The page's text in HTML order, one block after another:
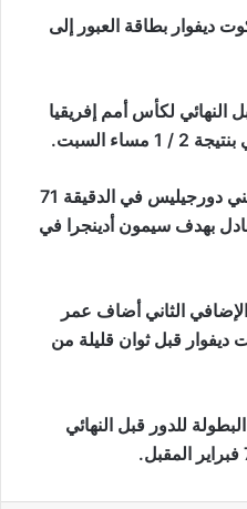
ديفوار بطاقة العبور إلى
النهائي لكأس أمم إفريقيا
السبت.
تقدم منتخب مالي بهدف سجله نيني دورجيليس في الدقيقة 71
بهدف سيمون أدينجرا في
الثاني أضاف عمر
ديفوار قبل ثوان قليلة من
للدور قبل النهائي